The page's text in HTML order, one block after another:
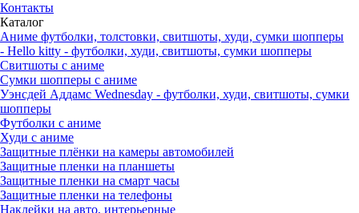
Контакты
Каталог
Аниме футболки, толстовки, свитшоты, худи, сумки шопперы
- Hello kitty - футболки, худи, свитшоты, сумки шопперы
Свитшоты с аниме
Сумки шопперы с аниме
Уэнсдей Аддамс Wednesday - футболки, худи, свитшоты, сумки
шопперы
Футболки с аниме
Худи с аниме
Защитные плёнки на камеры автомобилей
Защитные пленки на планшеты
Защитные пленки на смарт часы
Защитные пленки на телефоны
Наклейки на авто, интерьерные